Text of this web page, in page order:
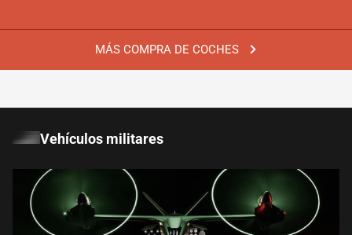
MÁS COMPRA DE COCHES
Vehículos militares